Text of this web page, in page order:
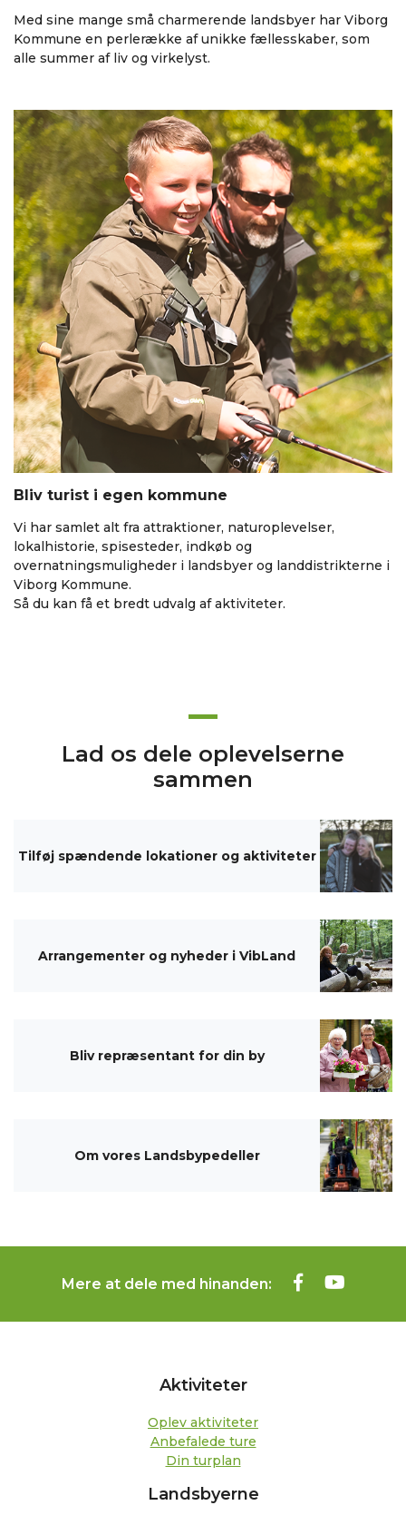
Med sine mange små charmerende landsbyer har Viborg
Kommune en perlerække af unikke fællesskaber, som
alle summer af liv og virkelyst.
Bliv turist i egen kommune
Vi har samlet alt fra attraktioner, naturoplevelser,
lokalhistorie, spisesteder, indkøb og
overnatningsmuligheder i landsbyer og landdistrikterne i
Viborg Kommune.
Så du kan få et bredt udvalg af aktiviteter.
Lad os dele oplevelserne
sammen
Tilføj spændende lokationer og aktiviteter
Arrangementer og nyheder i VibLand
Bliv repræsentant for din by
Om vores Landsbypedeller
Mere at dele med hinanden:
Aktiviteter
Oplev aktiviteter
Anbefalede ture
Din turplan
Landsbyerne